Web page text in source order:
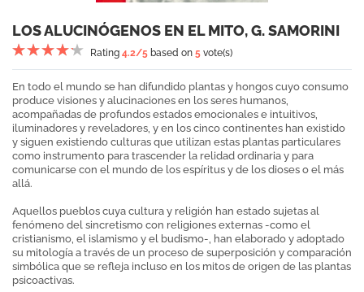
LOS ALUCINÓGENOS EN EL MITO, G. SAMORINI
Rating 4.2/5 based on 5 vote(s)
En todo el mundo se han difundido plantas y hongos cuyo consumo
produce visiones y alucinaciones en los seres humanos,
acompañadas de profundos estados emocionales e intuitivos,
iluminadores y reveladores, y en los cinco continentes han existido
y siguen existiendo culturas que utilizan estas plantas particulares
como instrumento para trascender la relidad ordinaria y para
comunicarse con el mundo de los espíritus y de los dioses o el más
allá.
Aquellos pueblos cuya cultura y religión han estado sujetas al
fenómeno del sincretismo con religiones externas -como el
cristianismo, el islamismo y el budismo-, han elaborado y adoptado
su mitología a través de un proceso de superposición y comparación
simbólica que se refleja incluso en los mitos de origen de las plantas
psicoactivas.